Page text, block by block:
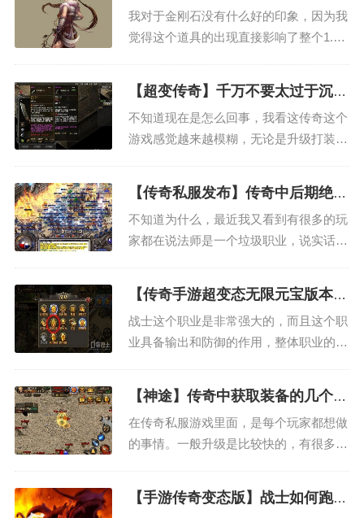
中金刚石影响了游戏的平衡
我对于金刚石没有什么好的印象，因为我
觉得这个道具的出现直接影响了整个1.85
注入新鲜的活力，但是这样贸然推出的金
刚石也直接破坏了传奇游戏本身升级的平
衡，让升级的玩家苦不...
【超变传奇】千万不要太过于沉迷
传奇游戏
不知道现在是怎么回事，我看这传奇这个
游戏感觉越来越模糊，无论是升级打装备
感觉这个游戏变得越来越陌生，可能我现
在对于这个游戏的看法已经改变了。 在
这个虚拟的游戏世界当中...
【传奇私服发布】传奇中后期绝对
是法师的天下
不知道为什么，最近我又看到有很多的玩
家都在说法师是一个垃圾职业，说实话，
道这些玩家为什么要这样说，也不知道他
们是什么样的心情。不过我猜他们肯定是
嫉妒法师这个职业比较厉害...
【传奇手游超变态无限元宝版本】
战士如何在炼狱地图轻松的刷怪
战士这个职业是非常强大的，而且这个职
业具备输出和防御的作用，整体职业的控
这个职业没有群体攻击技能，所以在刷图
的时候效率并没有其他的职业这么快，不
过，如果我们能够选择和其...
【神途】传奇中获取装备的几个方
法
在传奇私服游戏里面，是每个玩家都想做
的事情。一般升级是比较快的，有很多的
合适的装备，这个时候我们应该怎么做
【手游传奇变态版】战士如何跑位